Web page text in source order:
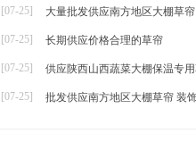
[07-25] 大量批发供应南方地区大棚草帘
[07-25] 长期供应价格合理的草帘
[07-25] 供应陕西山西蔬菜大棚保温专
[07-25] 批发供应南方地区大棚草帘 装